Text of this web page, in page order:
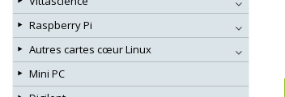
Raspberry Pi
Autres cartes cœur Linux
Mini PC